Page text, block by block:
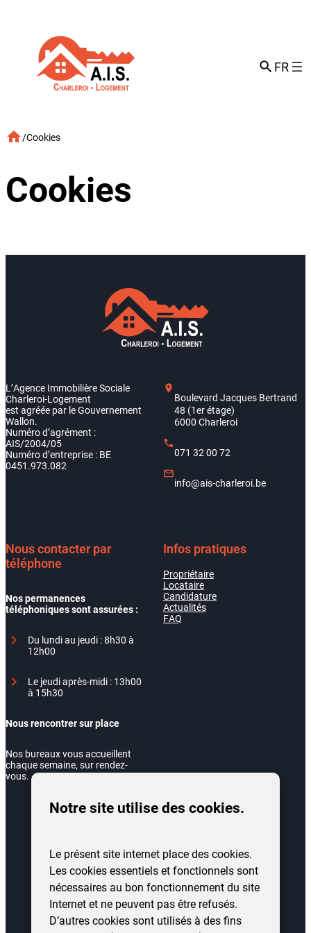
contenu
FR
/Cookies
Cookies
L’Agence Immobilière Sociale
Charleroi-Logement
est agréée par le Gouvernement
Wallon.
Numéro d’agrément :
AIS/2004/05
Numéro d’entreprise : BE
0451.973.082
Boulevard Jacques Bertrand
48 (1er étage)
6000 Charleroi
071 32 00 72
info@ais-charleroi.be
Nous contacter par
téléphone
Nos permanences
téléphoniques sont assurées :
Du lundi au jeudi : 8h30 à
12h00
Le jeudi après-midi : 13h00
à 15h30
Nous rencontrer sur place
Nos bureaux vous accueillent
chaque semaine, sur rendez-
vous.
Infos pratiques
Propriétaire
Locataire
Candidature
Actualités
FAQ
Notre site utilise des cookies.
Le présent site internet place des cookies.
Les cookies essentiels et fonctionnels sont
nécessaires au bon fonctionnement du site
Internet et ne peuvent pas être refusés.
D’autres cookies sont utilisés à des fins